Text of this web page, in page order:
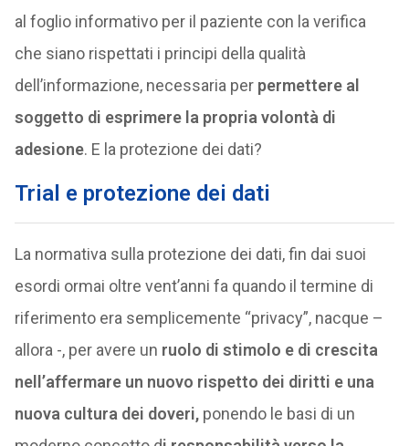
al foglio informativo per il paziente con la verifica
che siano rispettati i principi della qualità
dell’informazione, necessaria per permettere al
soggetto di esprimere la propria volontà di
adesione. E la protezione dei dati?
Trial e protezione dei dati
La normativa sulla protezione dei dati, fin dai suoi
esordi ormai oltre vent’anni fa quando il termine di
riferimento era semplicemente “privacy”, nacque –
allora -, per avere un ruolo di stimolo e di crescita
nell’affermare un nuovo rispetto dei diritti e una
nuova cultura dei doveri,ponendo le basi di un